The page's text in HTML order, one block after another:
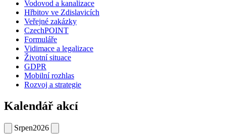
Vodovod a kanalizace
Hřbitov ve Zdislavicích
Veřejné zakázky
CzechPOINT
Formuláře
Vidimace a legalizace
Životní situace
GDPR
Mobilní rozhlas
Rozvoj a strategie
Kalendář akcí
Srpen2026